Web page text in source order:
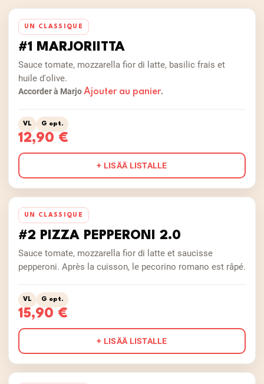
UN CLASSIQUE
#1 MARJORIITTA
Sauce tomate, mozzarella fior di latte, basilic frais et
huile d'olive.
Accorder à MarjoAjouter au panier.
VL G opt.
12,90 €
+ LISÄÄ LISTALLE
UN CLASSIQUE
#2 PIZZA PEPPERONI 2.0
Sauce tomate, mozzarella fior di latte et saucisse
pepperoni. Après la cuisson, le pecorino romano est râpé.
VL G opt.
15,90 €
+ LISÄÄ LISTALLE